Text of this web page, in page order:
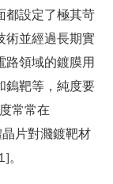
都設定了極其苛
術並經過長期實
路領域的鍍膜用
鎢靶等，純度要
常常在
片對濺鍍靶材